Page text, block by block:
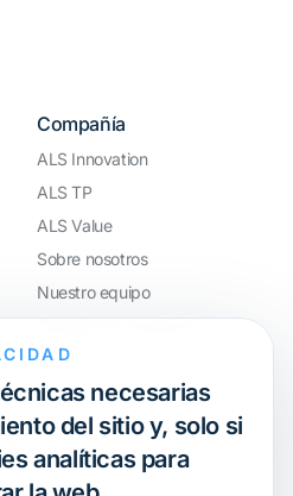
Compañía
ALS Innovation
ALS TP
ALS Value
Sobre nosotros
Nuestro equipo
Trabaja con nosotros
necesarias
del sitio y, solo si
analíticas para